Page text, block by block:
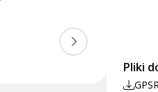
Pliki